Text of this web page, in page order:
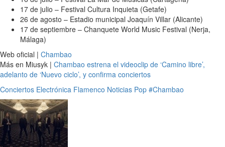
17 de julio – Festival Cultura Inquieta (Getafe)
26 de agosto – Estadio municipal Joaquín Villar (Alicante)
17 de septiembre – Chanquete World Music Festival (Nerja,
Málaga)
Web oficial | Chambao
Más en Miusyk | Chambao estrena el videoclip de ‘Camino libre’,
adelanto de ‘Nuevo ciclo’, y confirma conciertos
Conciertos Electrónica Flamenco Noticias Pop #Chambao